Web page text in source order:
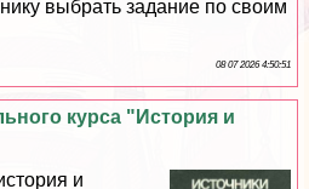
выбрать задание по своим
08 07 2026 4:50:51
курса "История и
и